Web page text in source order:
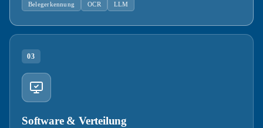
Belegerkennung OCR LLM
03
Software & Verteilung